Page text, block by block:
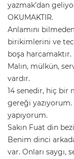
yazmak’dan
OKUMAKTIR.
Anlamını
birikimlerini ve
boşa harcamaktır.
Malın, mülkün,
vardır.
14 senedir, hiç bir
gereği
yapıyorum.
Sakın Fuat din
Benim dinci
var. Onları saygı,